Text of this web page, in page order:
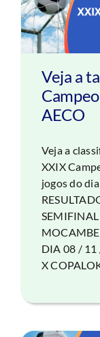
Veja a
AECO
Veja a
XXIX
jogos do
DIA 08 /
X